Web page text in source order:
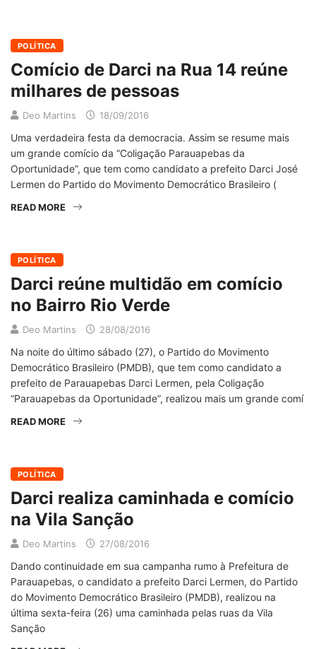
POLÍTICA
Comício de Darci na Rua 14 reúne
milhares de pessoas
Deo Martins 18/09/2016
Uma verdadeira festa da democracia. Assim se resume mais
um grande comício da “Coligação Parauapebas da
Oportunidade”, que tem como candidato a prefeito Darci José
Lermen do Partido do Movimento Democrático Brasileiro (
READ MORE
POLÍTICA
Darci reúne multidão em comício
no Bairro Rio Verde
Deo Martins 28/08/2016
Na noite do último sábado (27), o Partido do Movimento
Democrático Brasileiro (PMDB), que tem como candidato a
prefeito de Parauapebas Darci Lermen, pela Coligação
“Parauapebas da Oportunidade”, realizou mais um grande comí
READ MORE
POLÍTICA
Darci realiza caminhada e comício
na Vila Sanção
Deo Martins 27/08/2016
Dando continuidade em sua campanha rumo à Prefeitura de
Parauapebas, o candidato a prefeito Darci Lermen, do Partido
do Movimento Democrático Brasileiro (PMDB), realizou na
última sexta-feira (26) uma caminhada pelas ruas da Vila
Sanção